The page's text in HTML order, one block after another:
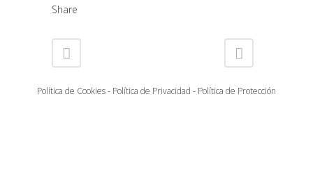
Share
Política de Cookies- Política de Privacidad - Política de Protección